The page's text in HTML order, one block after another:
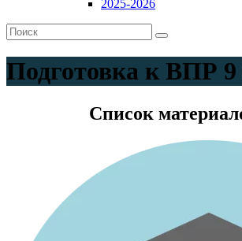
2025-2026
Подготовка к ВПР 9
Список